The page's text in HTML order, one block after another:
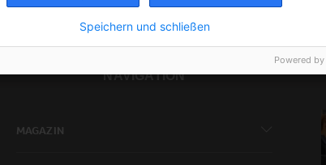
NAVIGATION
MAGAZIN
Speichern und schließen
Powered by